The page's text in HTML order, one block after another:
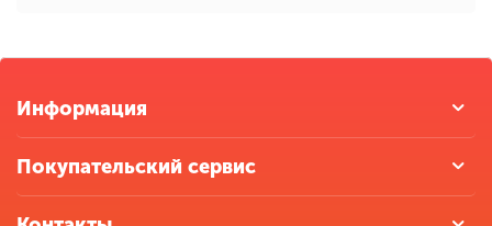
Информация
Покупательский сервис